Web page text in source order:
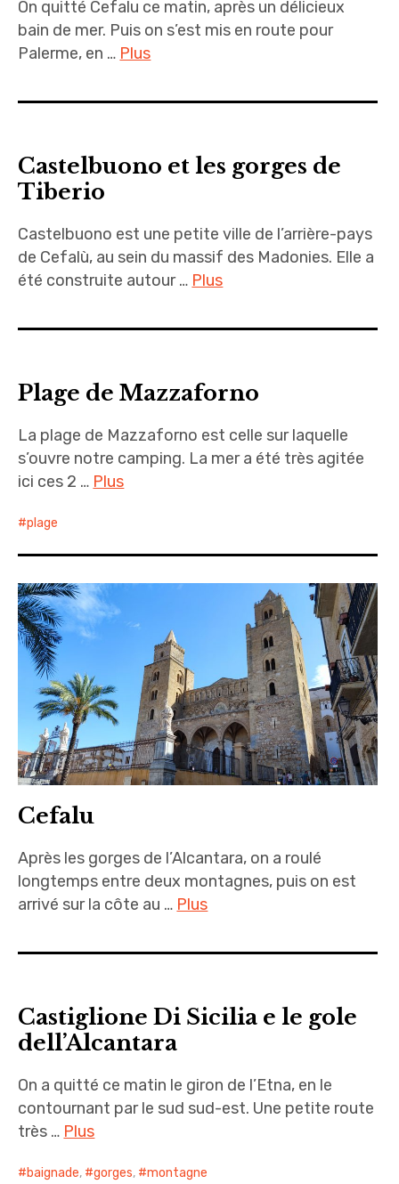
On quitté Cefalu ce matin, après un délicieux
bain de mer. Puis on s’est mis en route pour
Palerme, en … Plus
Castelbuono et les gorges de
Tiberio
Castelbuono est une petite ville de l’arrière-pays
de Cefalù, au sein du massif des Madonies. Elle a
été construite autour … Plus
Plage de Mazzaforno
La plage de Mazzaforno est celle sur laquelle
s’ouvre notre camping. La mer a été très agitée
ici ces 2 … Plus
plage
Cefalu
Après les gorges de l’Alcantara, on a roulé
longtemps entre deux montagnes, puis on est
arrivé sur la côte au … Plus
Castiglione Di Sicilia e le gole
dell’Alcantara
On a quitté ce matin le giron de l’Etna, en le
contournant par le sud sud-est. Une petite route
très … Plus
baignade, gorges, montagne